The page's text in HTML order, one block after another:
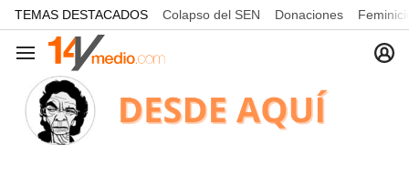
common.go-to-content
TEMAS DESTACADOS Colapso del SEN Donaciones
Navegación